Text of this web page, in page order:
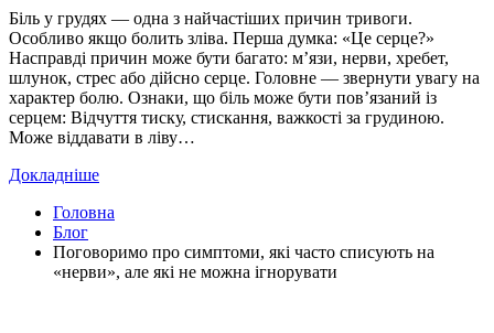
Біль у грудях — одна з найчастіших причин тривоги.
Особливо якщо болить зліва. Перша думка: «Це серце?»
Насправді причин може бути багато: м’язи, нерви, хребет,
шлунок, стрес або дійсно серце. Головне — звернути увагу на
характер болю. Ознаки, що біль може бути пов’язаний із
серцем: Відчуття тиску, стискання, важкості за грудиною.
Може віддавати в ліву…
Докладніше
Головна
Блог
Поговоримо про симптоми, які часто списують на
«нерви», але які не можна ігнорувати